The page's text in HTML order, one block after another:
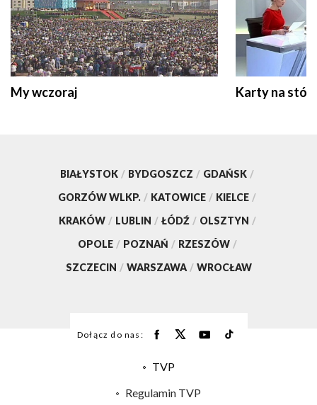
My wczoraj Karty na
BIAŁYSTOK / BYDGOSZCZ / GDAŃSK /
GORZÓW WLKP. / KATOWICE / KIELCE /
KRAKÓW / LUBLIN / ŁÓDŹ / OLSZTYN /
OPOLE / POZNAŃ / RZESZÓW /
SZCZECIN / WARSZAWA / WROCŁAW
Dołącz do nas:
TVP
Regulamin TVP